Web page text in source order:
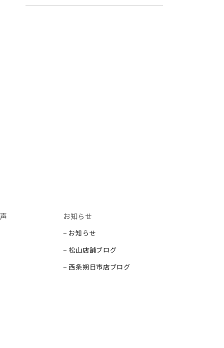
お知らせ
− お知らせ
− 松山店舗ブログ
− 西条朔日市店ブログ